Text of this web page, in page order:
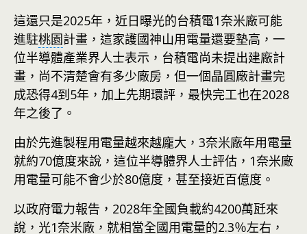
這還只是2025年，近日曝光的台積電1奈米廠可能
進駐桃園計畫，這家護國神山用電量還要墊高，一
位半導體產業界人士表示，台積電尚未提出建廠計
畫，尚不清楚會有多少廠房，但一個晶圓廠計畫完
成恐得4到5年，加上先期環評，最快完工也在2028
年之後了。
由於先進製程用電量越來越龐大，3奈米廠年用電量
就約70億度來說，這位半導體界人士評估，1奈米廠
用電量可能不會少於80億度，甚至接近百億度。
以政府電力報告，2028年全國負載約4200萬瓩來
說，光1奈米廠，就相當全國用電量的2.3％左右，